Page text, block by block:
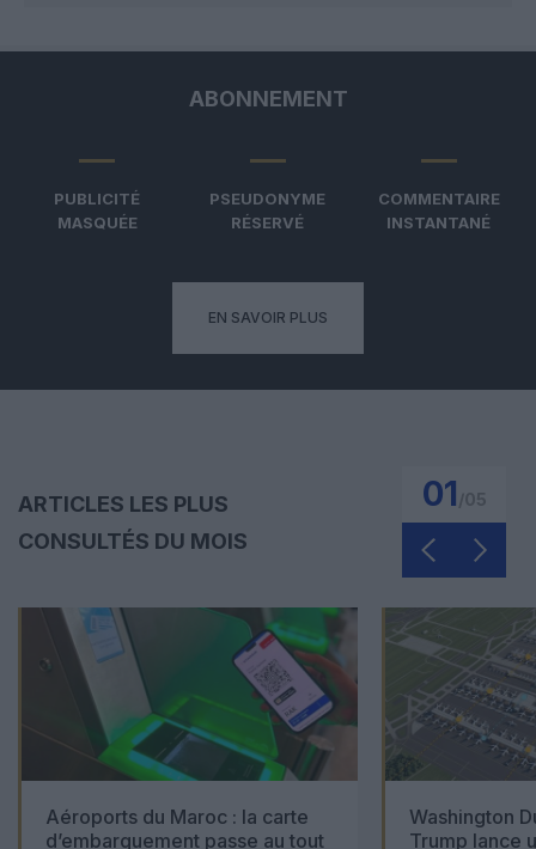
ABONNEMENT
PUBLICITÉ
MASQUÉE
PSEUDONYME
RÉSERVÉ
COMMENTAIRE
INSTANTANÉ
EN SAVOIR PLUS
ARTICLES LES PLUS
CONSULTÉS DU MOIS
01
Aéroports du Maroc : la carte
d’embarquement passe au tout
Washington
Trump lance